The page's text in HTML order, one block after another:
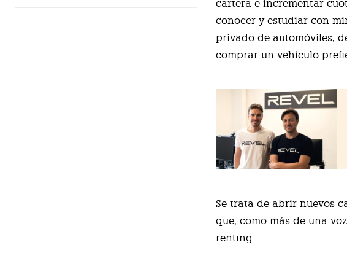
cartera e incrementar
conocer y estudiar con
privado de automóviles,
comprar un vehículo
Se trata de abrir nuevos
que, como más de una
renting.